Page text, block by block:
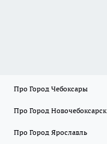
Про Город Чебоксары
Про Город Новочебоксарск
Про Город Ярославль